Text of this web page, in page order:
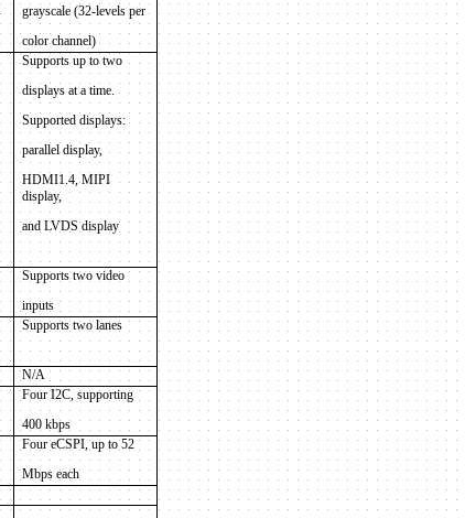
grayscale (32-levels per
color channel)
Supports up to two
displays at a time.
Supported displays:
parallel display,
HDMI1.4, MIPI
display,
and LVDS display
Supports two video
inputs
Supports two lanes
N/A
Four I2C, supporting
400 kbps
Four eCSPI, up to 52
Mbps each